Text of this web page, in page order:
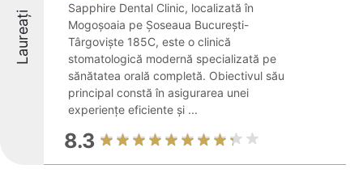
Laureați
Sapphire Dental Clinic, localizată în
Mogoșoaia pe Șoseaua București-
Târgoviște 185C, este o clinică
stomatologică modernă specializată pe
sănătatea orală completă. Obiectivul său
principal constă în asigurarea unei
experiențe eficiente și ...
8.3